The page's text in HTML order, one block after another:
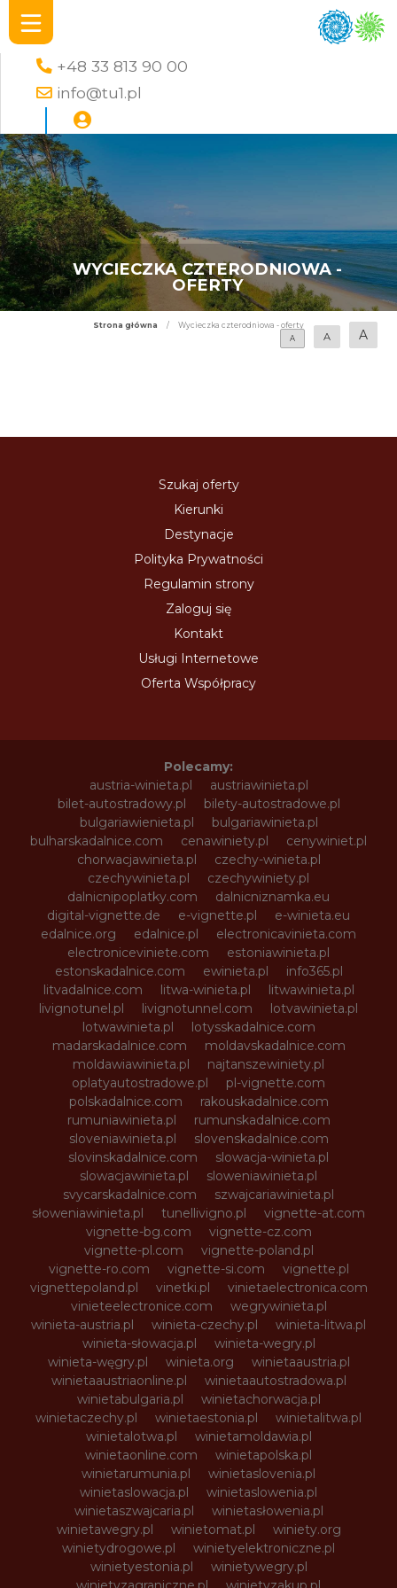
+48 33 813 90 00
info@tu1.pl
WYCIECZKA CZTERODNIOWA -
OFERTY
Strona główna /
Wycieczka czterodniowa - oferty
A
A A
Szukaj oferty
Kierunki
Destynacje
Polityka Prywatności
Regulamin strony
Zaloguj się
Kontakt
Usługi Internetowe
Oferta Współpracy
Polecamy:
austria-winieta.pl
austriawinieta.pl
bilet-autostradowy.pl
bilety-autostradowe.pl
bulgariawienieta.pl
bulgariawinieta.pl
bulharskadalnice.com
cenawiniety.pl
cenywiniet.pl
chorwacjawinieta.pl
czechy-winieta.pl
czechywinieta.pl
czechywiniety.pl
dalnicnipoplatky.com
dalnicniznamka.eu
digital-vignette.de
e-vignette.pl
e-winieta.eu
edalnice.org
edalnice.pl
electronicavinieta.com
electroniceviniete.com
estoniawinieta.pl
estonskadalnice.com
ewinieta.pl
info365.pl
litvadalnice.com
litwa-winieta.pl
litwawinieta.pl
livignotunel.pl
livignotunnel.com
lotvawinieta.pl
lotwawinieta.pl
lotysskadalnice.com
madarskadalnice.com
moldavskadalnice.com
moldawiawinieta.pl
najtanszewiniety.pl
oplatyautostradowe.pl
pl-vignette.com
polskadalnice.com
rakouskadalnice.com
rumuniawinieta.pl
rumunskadalnice.com
sloveniawinieta.pl
slovenskadalnice.com
slovinskadalnice.com
slowacja-winieta.pl
slowacjawinieta.pl
sloweniawinieta.pl
svycarskadalnice.com
szwajcariawinieta.pl
słoweniawinieta.pl
tunellivigno.pl
vignette-at.com
vignette-bg.com
vignette-cz.com
vignette-pl.com
vignette-poland.pl
vignette-ro.com
vignette-si.com
vignette.pl
vignettepoland.pl
vinetki.pl
vinietaelectronica.com
vinieteelectronice.com
wegrywinieta.pl
winieta-austria.pl
winieta-czechy.pl
winieta-litwa.pl
winieta-słowacja.pl
winieta-wegry.pl
winieta-węgry.pl
winieta.org
winietaaustria.pl
winietaaustriaonline.pl
winietaautostradowa.pl
winietabulgaria.pl
winietachorwacja.pl
winietaczechy.pl
winietaestonia.pl
winietalitwa.pl
winietalotwa.pl
winietamoldawia.pl
winietaonline.com
winietapolska.pl
winietarumunia.pl
winietaslovenia.pl
winietaslowacja.pl
winietaslowenia.pl
winietaszwajcaria.pl
winietasłowenia.pl
winietawegry.pl
winietomat.pl
winiety.org
winietydrogowe.pl
winietyelektroniczne.pl
winietyestonia.pl
winietywegry.pl